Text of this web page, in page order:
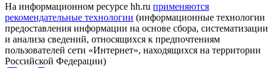
На информационном ресурсе hh.ru применяются
рекомендательные технологии (информационные технологии
предоставления информации на основе сбора, систематизации
и анализа сведений, относящихся к предпочтениям
пользователей сети «Интернет», находящихся на территории
Российской Федерации)